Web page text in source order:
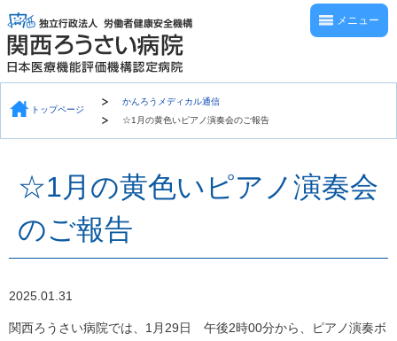
メニュー
トップページ
かんろうメディカル通信
☆1月の黄色いピアノ演奏会のご報告
☆1月の黄色いピアノ演奏会
のご報告
2025.01.31
関西ろうさい病院では、1月29日 午後2時00分から、ピアノ演奏ボ